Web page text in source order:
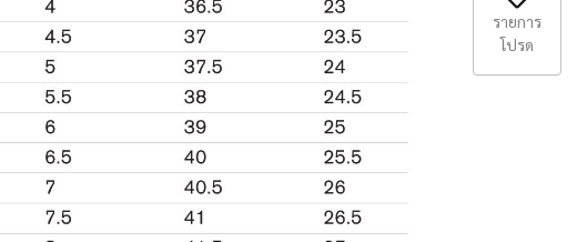
รายการ
โปรด